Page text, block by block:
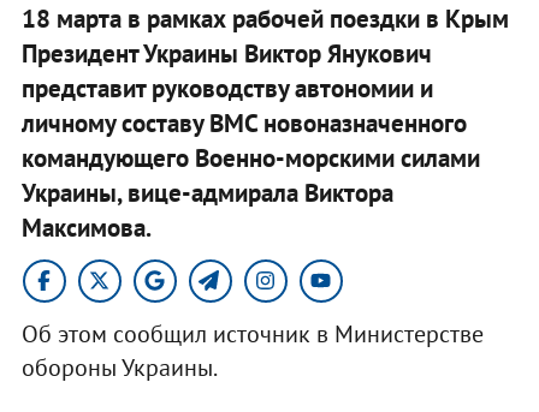
18 марта в рамках рабочей поездки в Крым
Президент Украины Виктор Янукович
представит руководству автономии и
личному составу ВМС новоназначенного
командующего Военно-морскими силами
Украины, вице-адмирала Виктора
Максимова.
Об этом сообщил источник в Министерстве
обороны Украины.